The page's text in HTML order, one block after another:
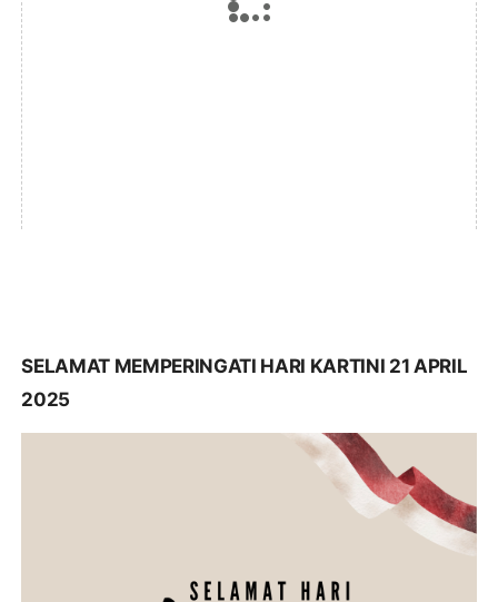
SELAMAT MEMPERINGATI HARI KARTINI 21 APRIL
2025